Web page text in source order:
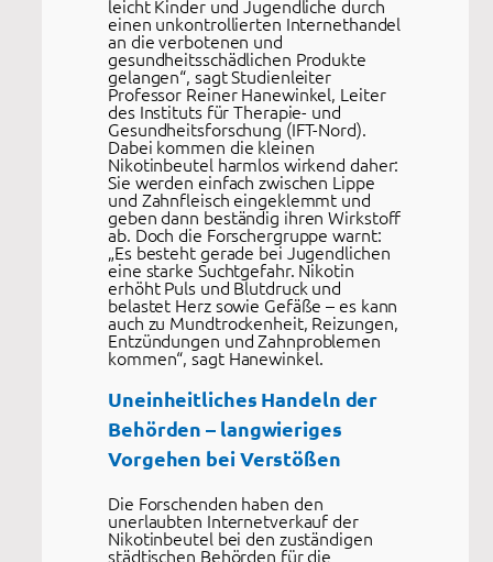
leicht Kinder und Jugendliche durch
einen unkontrollierten Internethandel
an die verbotenen und
gesundheitsschädlichen Produkte
gelangen“, sagt Studienleiter
Professor Reiner Hanewinkel, Leiter
des Instituts für Therapie- und
Gesundheitsforschung (IFT-Nord).
Dabei kommen die kleinen
Nikotinbeutel harmlos wirkend daher:
Sie werden einfach zwischen Lippe
und Zahnfleisch eingeklemmt und
geben dann beständig ihren Wirkstoff
ab. Doch die Forschergruppe warnt:
„Es besteht gerade bei Jugendlichen
eine starke Suchtgefahr. Nikotin
erhöht Puls und Blutdruck und
belastet Herz sowie Gefäße – es kann
auch zu Mundtrockenheit, Reizungen,
Entzündungen und Zahnproblemen
kommen“, sagt Hanewinkel.
Uneinheitliches Handeln der
Behörden – langwieriges
Vorgehen bei Verstößen
Die Forschenden haben den
unerlaubten Internetverkauf der
Nikotinbeutel bei den zuständigen
städtischen Behörden für die